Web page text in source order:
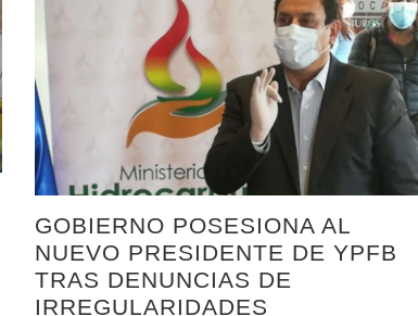
GOBIERNO POSESIONA AL
NUEVO PRESIDENTE DE YPFB
TRAS DENUNCIAS DE
IRREGULARIDADES